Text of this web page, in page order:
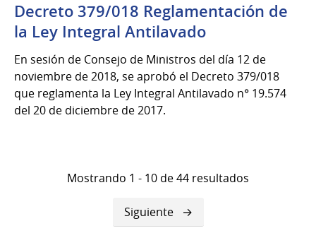
Decreto 379/018 Reglamentación de
la Ley Integral Antilavado
En sesión de Consejo de Ministros del día 12 de
noviembre de 2018, se aprobó el Decreto 379/018
que reglamenta la Ley Integral Antilavado n° 19.574
del 20 de diciembre de 2017.
Mostrando 1 - 10 de 44 resultados
Siguiente
página
Siguiente